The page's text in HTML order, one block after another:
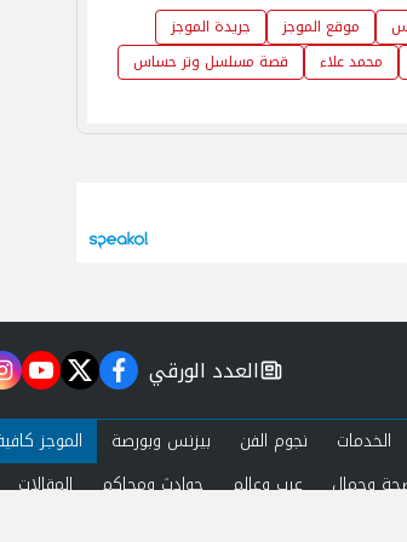
موقع الموجز
جريدة الموجز
محمد علاء قصة مسلسل وتر حساس
newspaper
العدد الورقي facebook
twitter
الخدمات نجوم الفن بيزنس وبورصة
الموجز
وجمال عرب وعالم حوادث ومحاكم المقالات